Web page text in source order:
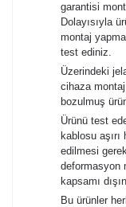
garantisi
Dolayısıyla
montaj
test ediniz.
Üzerindeki
cihaza
bozulmuş
Ürünü test
kablosu
edilmesi
deformasyon
kapsamı
Bu ürünler